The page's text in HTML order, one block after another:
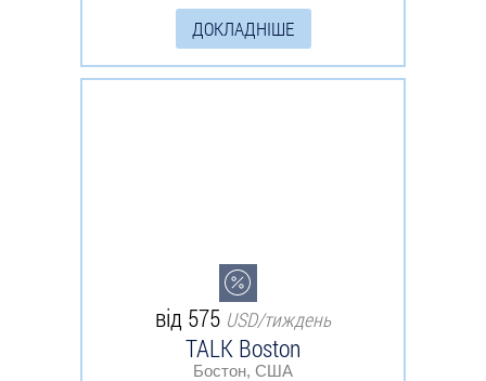
ДОКЛАДНІШЕ
від 575 USD/тиждень
TALK Boston
Бостон, США